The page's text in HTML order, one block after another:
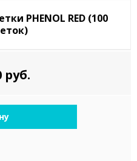
PHENOL RED (100
руб.